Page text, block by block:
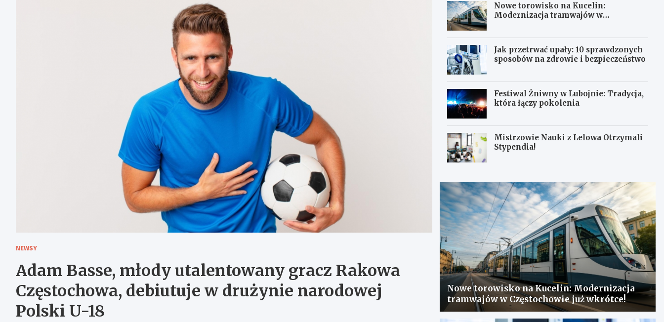
NEWSY
Adam Basse, młody utalentowany gracz Rakowa
Częstochowa, debiutuje w drużynie narodowej
Polski U-18
Nowe torowisko na Kucelin:
Modernizacja tramwajów w
Jak przetrwać upały: 10 sprawdzonych
sposobów na zdrowie i bezpieczeństwo
Festiwal Żniwny w Lubojnie: Tradycja,
która łączy pokolenia
Mistrzowie Nauki z Lelowa Otrzymali
Stypendia!
Nowe torowisko na Kucelin: Modernizacja
tramwajów w Częstochowie już wkrótce!